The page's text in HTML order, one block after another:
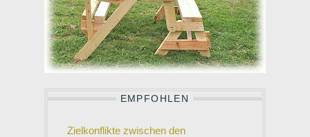
EMPFOHLEN
Zielkonflikte zwischen den